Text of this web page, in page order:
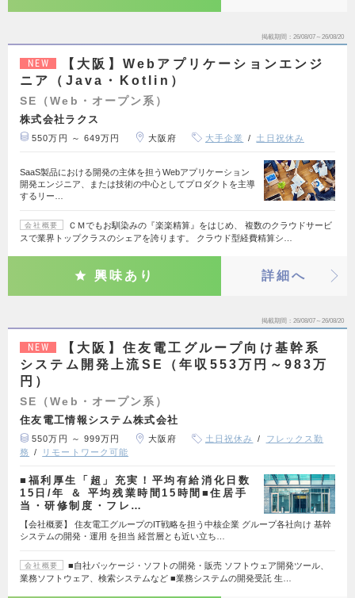
掲載期間 26/08/07～26/08/20
NEW
【大阪】Webアプリケーションエンジ
ニア（Java・Kotlin）
SE（Web・オープン系）
株式会社ラクス
550万円 ～ 649万円 大阪府 大手企業 土日祝休み
SaaS製品における開発の主体を担うWebアプリケーション
開発エンジニア、または技術の中心としてプロダクトを主導
するリー…
会社概要
ＣＭでもお馴染みの『楽楽精算』をはじめ、 複数のクラウドサービ
スで業界トップクラスのシェアを誇ります。 クラウド型経費精算シ…
興味あり 詳細へ
掲載期間 26/08/07～26/08/20
NEW
【大阪】住友電工グループ向け基幹系
システム開発上流SE（年収553万円～983万
円）
SE（Web・オープン系）
住友電工情報システム株式会社
550万円 ～ 999万円 大阪府 土日祝休み
フレックス勤
務
リモートワーク可能
■福利厚生「超」充実！平均有給消化日数
15日/年 ＆ 平均残業時間15時間■住居手
当・研修制度・フレ…
【会社概要】 住友電工グループのIT戦略を担う中核企業 グループ各社向け 基幹
システムの開発・運用 を担当 経営層とも近い立ち…
会社概要
■自社パッケージ・ソフトの開発・販売 ソフトウェア開発ツール、
業務ソフトウェア、検索システムなど ■業務システムの開発受託 生…